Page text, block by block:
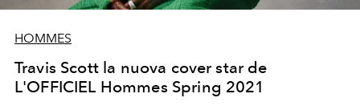
HOMMES
Travis Scott la nuova cover star de
L'OFFICIEL Hommes Spring 2021